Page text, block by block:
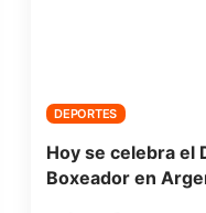
DEPORTES
Hoy se celebra el
Boxeador en